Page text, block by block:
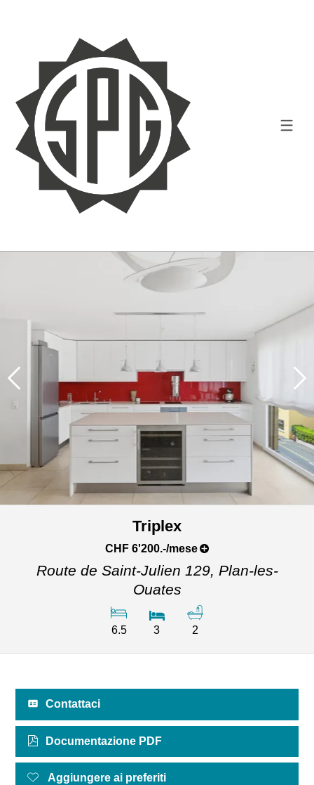
Triplex
CHF 6'200.-/mese
Route de Saint-Julien 129, Plan-les-
Ouates
6.5 3 2
Contattaci
Documentazione PDF
Aggiungere ai preferiti